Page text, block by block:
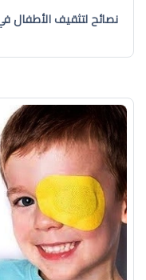
نصائح لتثقيف الأطفال